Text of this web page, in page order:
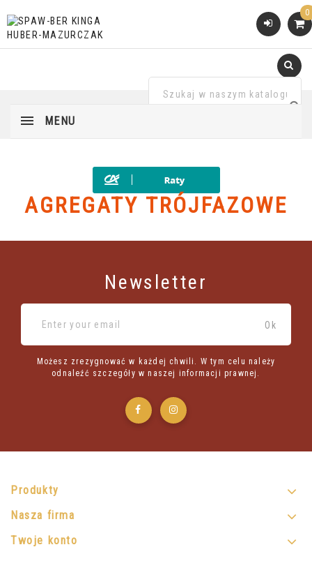
0
MENU
AGREGATY TRÓJFAZOWE
Newsletter
Możesz zrezygnować w każdej chwili. W tym celu należy
odnaleźć szczegóły w naszej informacji prawnej.
Produkty
Nasza firma
Twoje konto